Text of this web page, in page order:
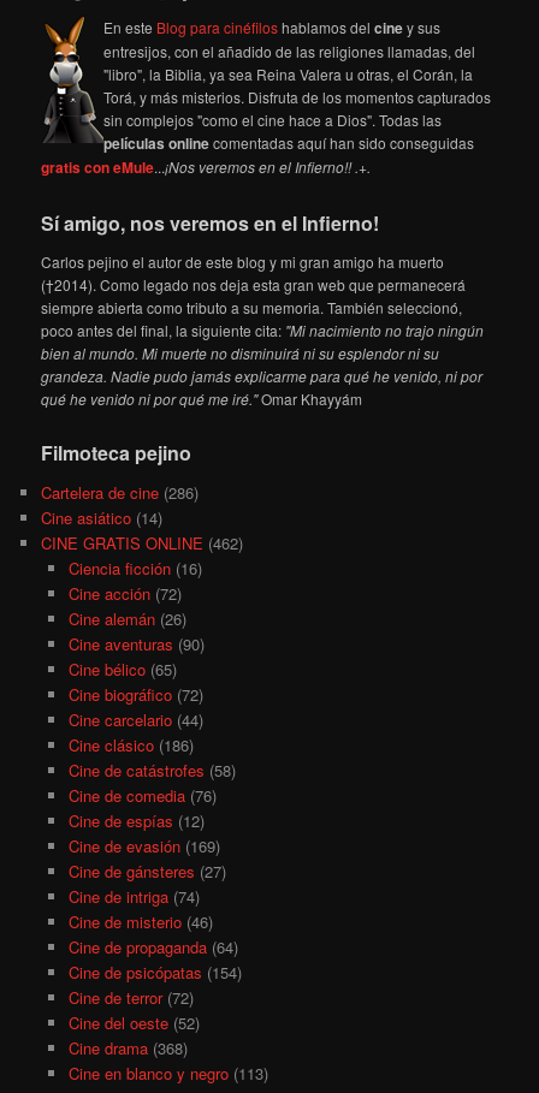
En este Blog para cinéfiloshablamos delciney sus
entresijos, con el añadido de las religiones llamadas, del
"libro", la Biblia, ya sea Reina Valera u otras, el Corán, la
Torá, y más misterios. Disfruta de los momentos capturados
sin complejos "como el cine hace a Dios". Todas las
películas onlinecomentadas aquí han sido conseguidas
gratis con eMule...¡Nos veremos en el Infierno!! .+.
Sí amigo, nos veremos en el Infierno!
Carlos pejino el autor de este blog y mi gran amigo ha muerto
(†2014). Como legado nos deja esta gran web que permanecerá
siempre abierta como tributo a su memoria. También seleccionó,
poco antes del final, la siguiente cita: "Mi nacimiento no trajo ningún
bien al mundo. Mi muerte no disminuirá ni su esplendor ni su
grandeza. Nadie pudo jamás explicarme para qué he venido, ni por
qué he venido ni por qué me iré."Omar Khayyám
Filmoteca pejino
Cartelera de cine (286)
Cine asiático (14)
CINE GRATIS ONLINE (462)
Ciencia ficción(16)
Cine acción(72)
Cine alemán(26)
Cine aventuras (90)
Cine bélico(65)
Cine biográfico(72)
Cine carcelario(44)
Cine clásico(186)
Cine de catástrofes (58)
Cine de comedia(76)
Cine de espías (12)
Cine de evasión(169)
Cine de gánsteres (27)
Cine de intriga(74)
Cine de misterio(46)
Cine de propaganda(64)
Cine de psicópatas (154)
Cine de terror(72)
Cine del oeste(52)
Cine drama(368)
Cine en blanco y negro(113)